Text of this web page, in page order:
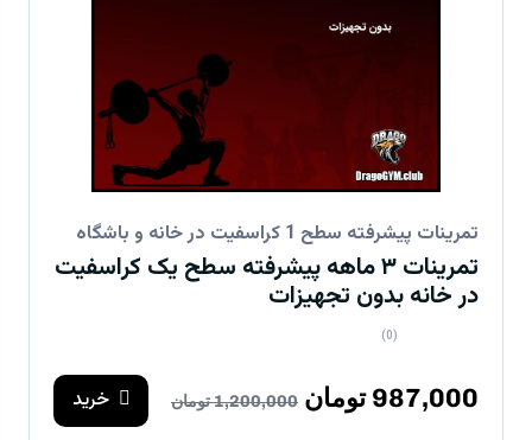
تمرینات پیشرفته سطح 1 کراسفیت در خانه و باشگاه
تمرینات ۳ ماهه پیشرفته سطح یک کراسفیت
در خانه بدون تجهیزات
(0)
987,000 تومان 1,200,000 تومان خرید